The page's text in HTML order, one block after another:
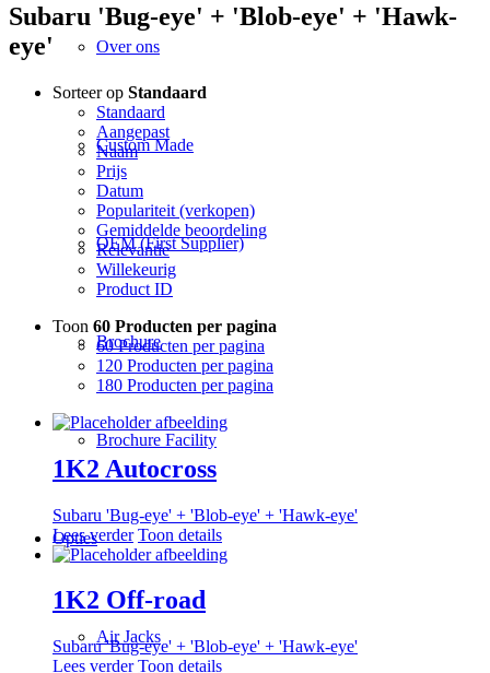
Over ons
Custom Made
OEM (First Supplier)
Brochure
Brochure Facility
Opties
Air Jacks
Subaru 'Bug-eye' + 'Blob-eye' + 'Hawk-
eye'
Sorteer op Standaard
Standaard
Aangepast
Naam
Prijs
Datum
Populariteit (verkopen)
Gemiddelde beoordeling
Relevantie
Willekeurig
Product ID
Toon 60 Producten per pagina
60 Producten per pagina
120 Producten per pagina
180 Producten per pagina
1K2 Autocross
Subaru 'Bug-eye' + 'Blob-eye' + 'Hawk-eye'
Lees verder Toon details
1K2 Off-road
Subaru 'Bug-eye' + 'Blob-eye' + 'Hawk-eye'
Lees verder Toon details